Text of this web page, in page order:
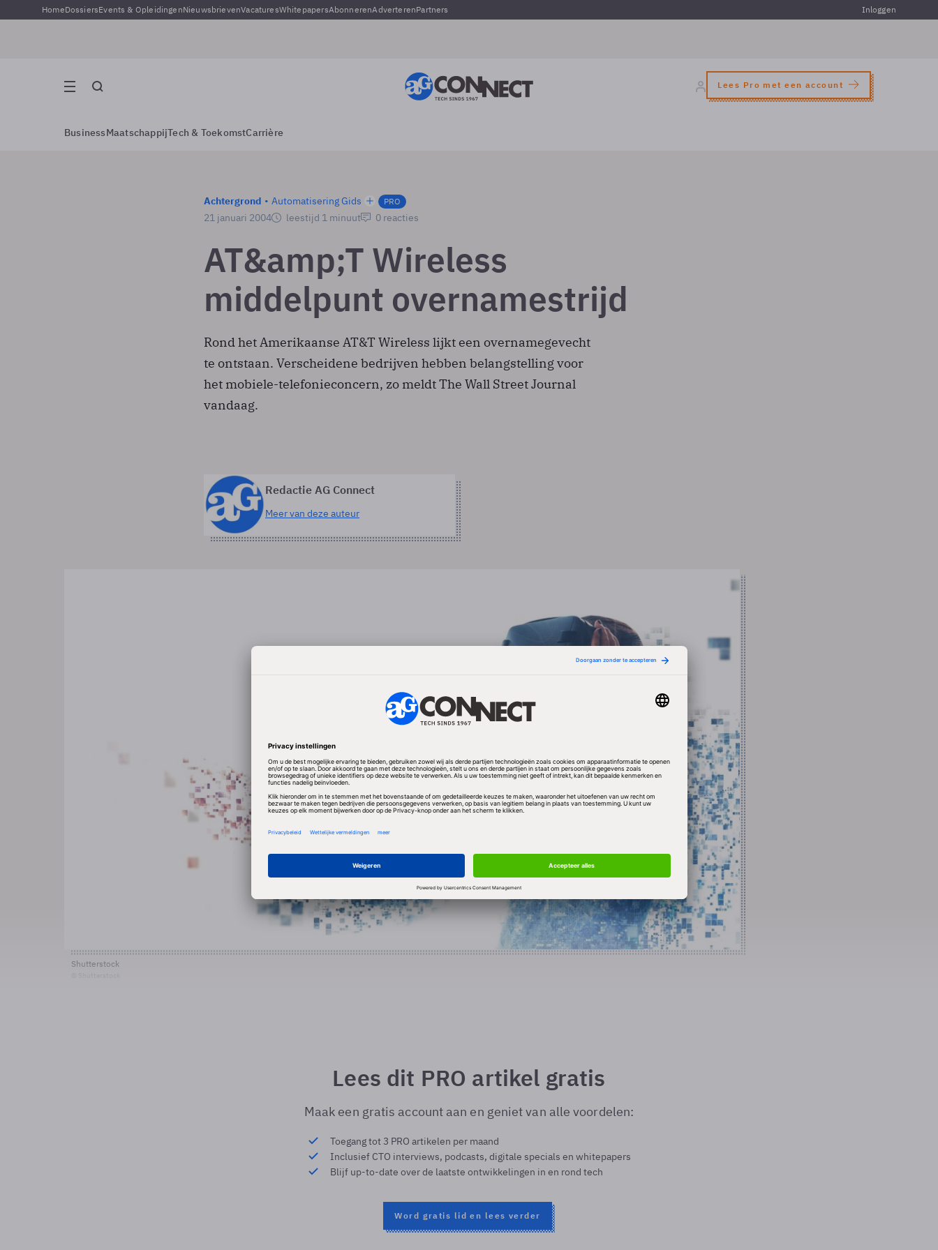
HomeDossiersEvents & OpleidingenNieuwsbrievenVacaturesWhitepapersAbonnerenAdverterenPartners Inloggen
Lees Pro met een account
BusinessMaatschappijTech & ToekomstCarrière
Achtergrond Automatisering Gids PRO
21 januari 2004 leestijd 1 minuut 0 reacties
AT&amp;T Wireless
middelpunt overnamestrijd
Rond het Amerikaanse AT&T Wireless lijkt een overnamegevecht
te ontstaan. Verscheidene bedrijven hebben belangstelling voor
het mobiele-telefonieconcern, zo meldt The Wall Street Journal
vandaag.
Redactie AG Connect
Meer van deze auteur
Shutterstock
Lees dit PRO artikel gratis
Maak een gratis account aan en geniet van alle voordelen:
Toegang tot 3 PRO artikelen per maand
Inclusief CTO interviews, podcasts, digitale specials en whitepapers
Blijf up-to-date over de laatste ontwikkelingen in en rond tech
Word gratis lid en lees verder